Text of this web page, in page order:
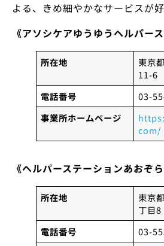
よる、きめ細やかなサービスが好
《アソシケアゆうゆうヘルパー
所在地
東京
11-6
電話番号
03-
事業所ホームページ
com/
《ヘルパーステーションあおぞら
所在地
東京
丁目8
電話番号
03-